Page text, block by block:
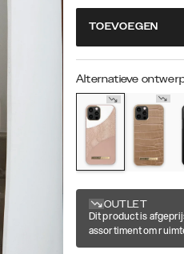
TOEVOEGEN
Alternatieve
OUTLET
Dit product is
assortiment om